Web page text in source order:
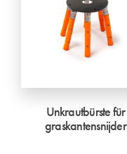
Unkrautbürste für
graskantensnijder